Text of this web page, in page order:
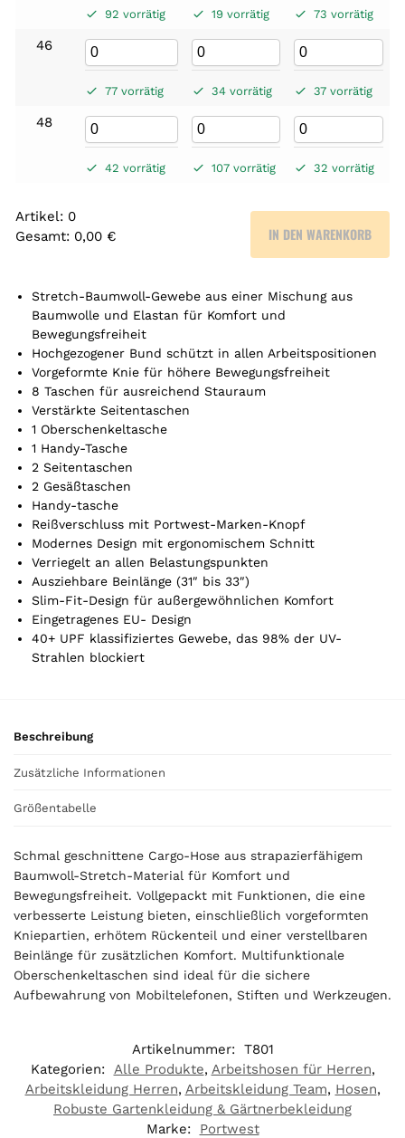
92 vorrätig 19 vorrätig 73 vorrätig
46
77 vorrätig 34 vorrätig 37 vorrätig
48
42 vorrätig 107 vorrätig 32 vorrätig
Artikel: 0
Gesamt: 0,00 €
r
k
e
l
.
Y
o
u
i
s
IN DEN WARENKORB
Stretch-Baumwoll-Gewebe aus einer Mischung aus
Baumwolle und Elastan für Komfort und
Bewegungsfreiheit
Hochgezogener Bund schützt in allen Arbeitspositionen
Vorgeformte Knie für höhere Bewegungsfreiheit
8 Taschen für ausreichend Stauraum
Verstärkte Seitentaschen
1 Oberschenkeltasche
1 Handy-Tasche
2 Seitentaschen
2 Gesäßtaschen
Handy-tasche
Reißverschluss mit Portwest-Marken-Knopf
Modernes Design mit ergonomischem Schnitt
Verriegelt an allen Belastungspunkten
Ausziehbare Beinlänge (31″ bis 33″)
Slim-Fit-Design für außergewöhnlichen Komfort
Eingetragenes EU- Design
40+ UPF klassifiziertes Gewebe, das 98% der UV-
Strahlen blockiert
Beschreibung
Zusätzliche Informationen
Größentabelle
Schmal geschnittene Cargo-Hose aus strapazierfähigem
Baumwoll-Stretch-Material für Komfort und
Bewegungsfreiheit. Vollgepackt mit Funktionen, die eine
verbesserte Leistung bieten, einschließlich vorgeformten
Kniepartien, erhötem Rückenteil und einer verstellbaren
Beinlänge für zusätzlichen Komfort. Multifunktionale
Oberschenkeltaschen sind ideal für die sichere
Aufbewahrung von Mobiltelefonen, Stiften und Werkzeugen.
Artikelnummer: T801
Kategorien: Alle Produkte, Arbeitshosen für Herren,
Arbeitskleidung Herren, Arbeitskleidung Team, Hosen,
Robuste Gartenkleidung & Gärtnerbekleidung
Marke:
Portwest